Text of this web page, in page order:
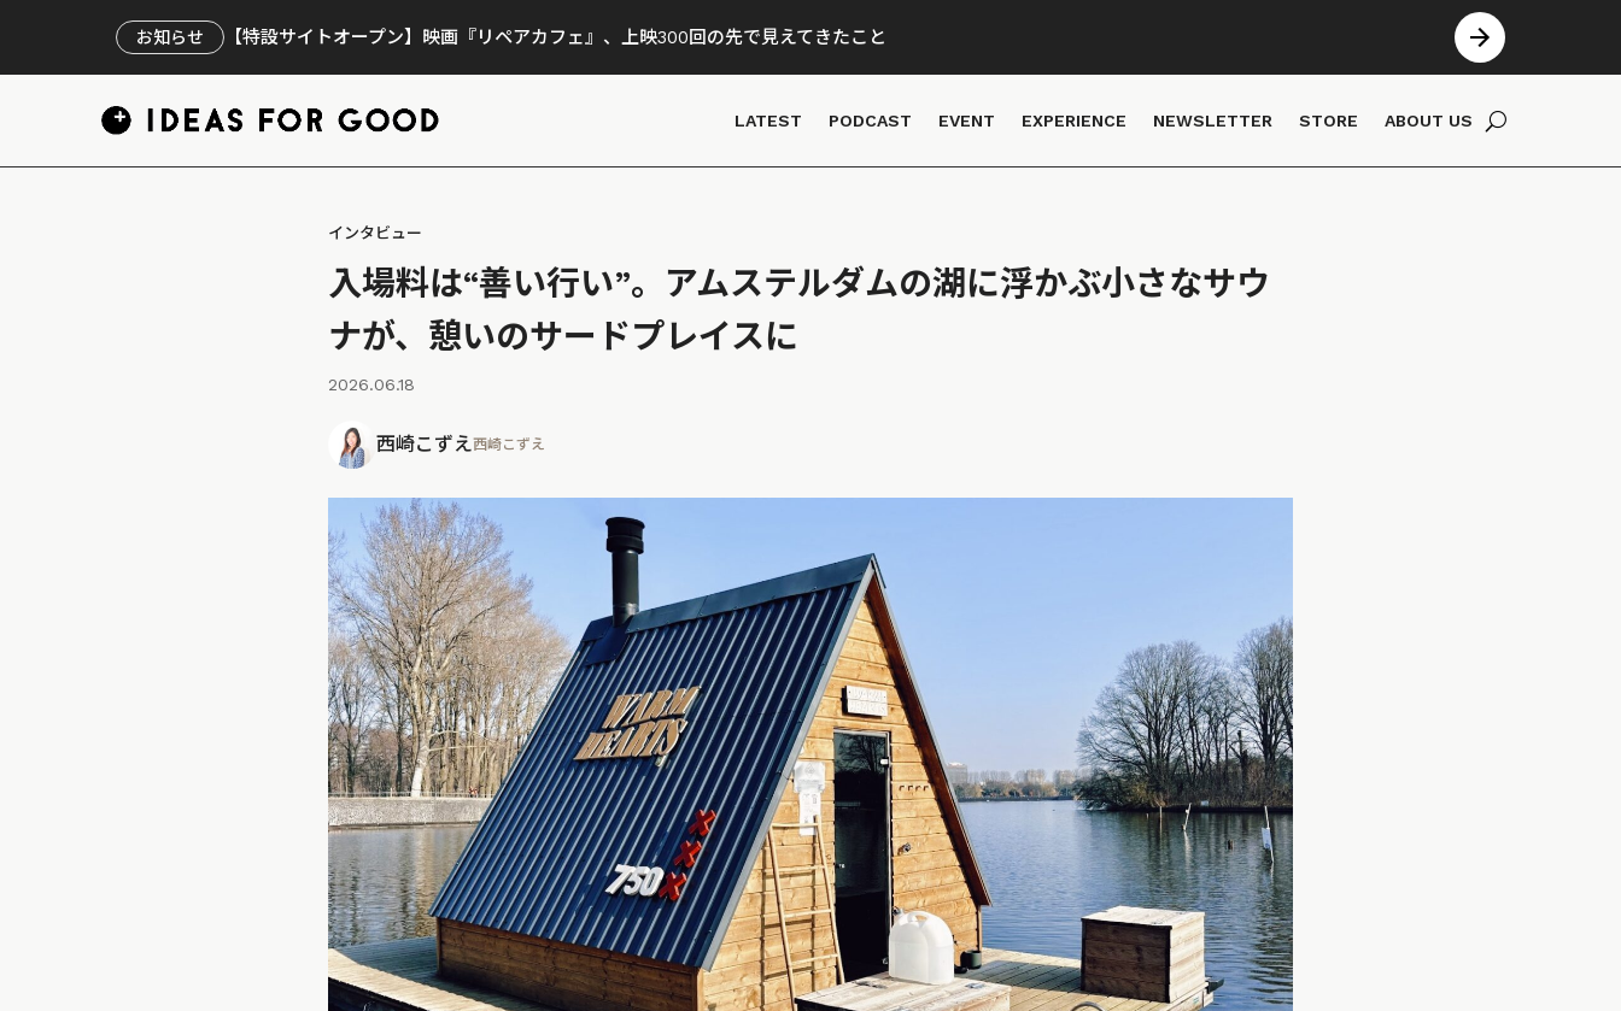
お知らせ 【特設サイトオープン】映画『リペアカフェ』、上映300回の先で見えてきたこと
LATEST PODCAST EVENT EXPERIENCE NEWSLETTER STORE ABOUT US
インタビュー
入場料は“善い行い”。アムステルダムの湖に浮かぶ小さなサウ
ナが、憩いのサードプレイスに
2026.06.18
西崎こずえ西崎こずえ